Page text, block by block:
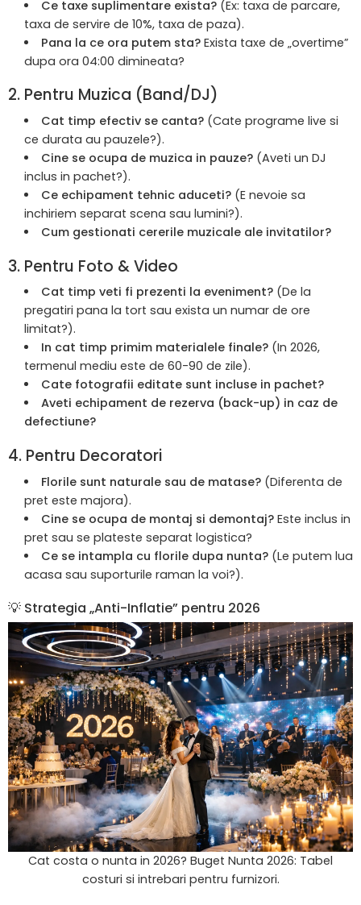
Ce taxe suplimentare exista?(Ex: taxa de parcare,
taxa de servire de 10%, taxa de paza).
Pana la ce ora putem sta?Exista taxe de „overtime”
dupa ora 04:00 dimineata?
2. Pentru Muzica (Band/DJ)
Cat timp efectiv se canta?(Cate programe live si
ce durata au pauzele?).
Cine se ocupa de muzica in pauze?(Aveti un DJ
inclus in pachet?).
Ce echipament tehnic aduceti?(E nevoie sa
inchiriem separat scena sau lumini?).
Cum gestionati cererile muzicale ale invitatilor?
3. Pentru Foto & Video
Cat timp veti fi prezenti la eveniment?(De la
pregatiri pana la tort sau exista un numar de ore
limitat?).
In cat timp primim materialele finale?(In 2026,
termenul mediu este de 60-90 de zile).
Cate fotografii editate sunt incluse in pachet?
Aveti echipament de rezerva (back-up) in caz de
defectiune?
4. Pentru Decoratori
Florile sunt naturale sau de matase?(Diferenta de
pret este majora).
Cine se ocupa de montaj si demontaj?Este inclus in
pret sau se plateste separat logistica?
Ce se intampla cu florile dupa nunta?(Le putem lua
acasa sau suporturile raman la voi?).
💡 Strategia „Anti-Inflatie” pentru 2026
Cat costa o nunta in 2026? Buget Nunta 2026: Tabel
costuri si intrebari pentru furnizori.